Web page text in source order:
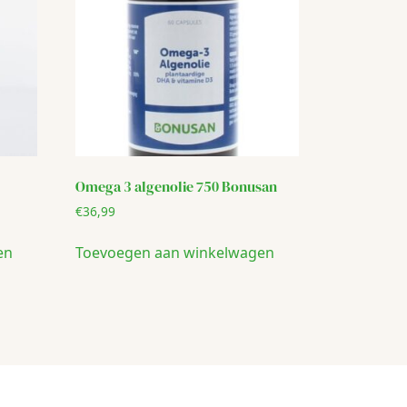
Omega 3 algenolie 750 Bonusan
€36,99
Toevoegen aan winkelwagen